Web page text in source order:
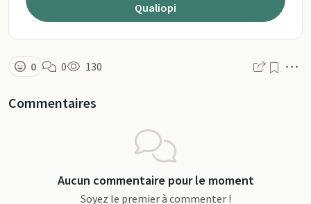
Qualiopi
0 0 130
Commentaires
Aucun commentaire pour le moment
Soyez le premier à commenter !